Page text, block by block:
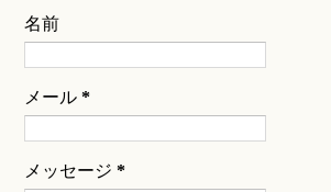
名前
メール*
メッセージ*